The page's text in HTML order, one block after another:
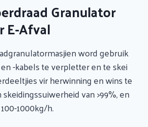
Granulator
E-Afval
word gebruik
-kabels te verpletter en te skei
vir herwinning en wins te
van >99%, en
1000kg/h.